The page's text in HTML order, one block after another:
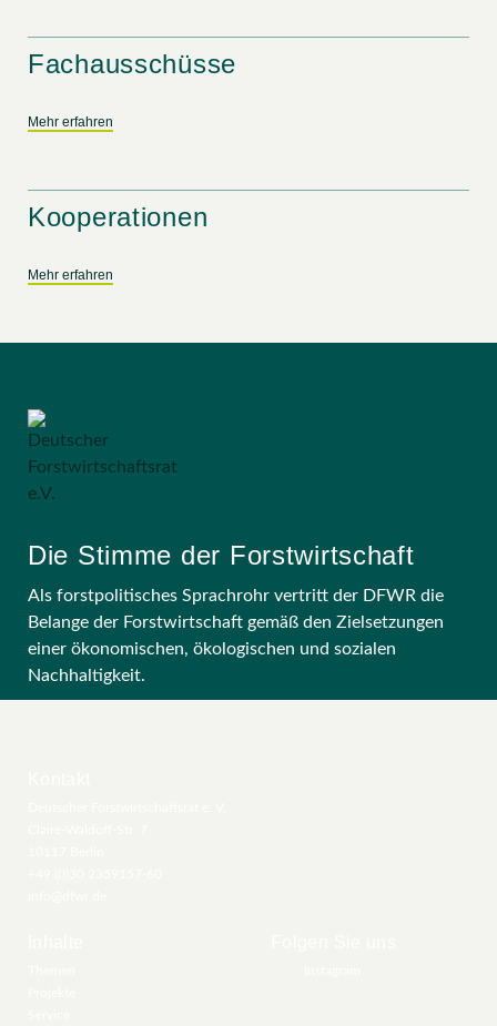
Fachausschüsse
Mehr erfahren
Kooperationen
Mehr erfahren
Die Stimme der Forstwirtschaft
Als forstpolitisches Sprachrohr vertritt der DFWR die
Belange der Forstwirtschaft gemäß den Zielsetzungen
einer ökonomischen, ökologischen und sozialen
Nachhaltigkeit.